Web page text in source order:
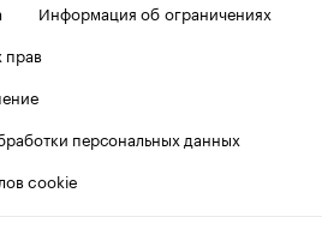
Информация об ограничениях
прав
персональных данных
cookie